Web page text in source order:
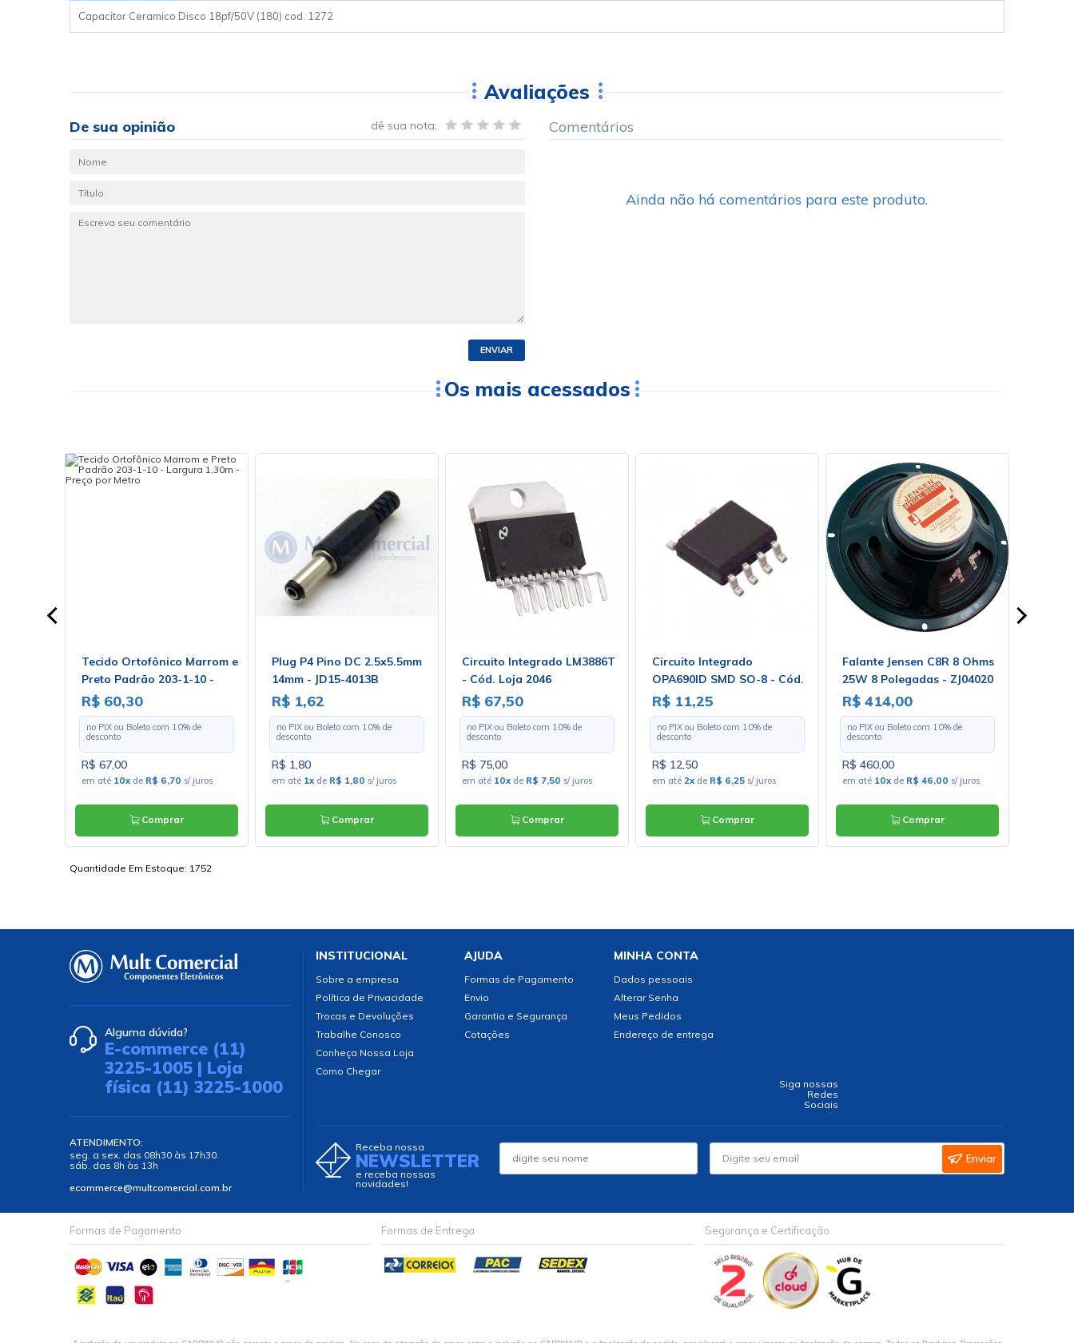
Capacitor Ceramico Disco 18pf/50V (180) cod. 1272
Avaliações
De sua opinião dê sua nota:
ENVIAR
Comentários
Ainda não há comentários para este produto.
Os mais acessados
Tecido Ortofônico Marrom e
Preto Padrão 203-1-10 -
Largura 1,30m - Preço por
Metro
R$ 60,30
no PIX ou Boleto com 10% de
desconto
R$ 67,00
em até 10xde R$ 6,70 s/ juros
Comprar
Plug P4 Pino DC 2.5x5.5mm
14mm - JD15-4013B
R$ 1,62
no PIX ou Boleto com 10% de
desconto
R$ 1,80
em até 1xde R$ 1,80 s/ juros
Comprar
Circuito Integrado LM3886T
- Cód. Loja 2046
R$ 67,50
no PIX ou Boleto com 10% de
desconto
R$ 75,00
em até 10xde R$ 7,50 s/ juros
Comprar
Circuito Integrado
OPA690ID SMD SO-8 - Cód.
Loja 4311 - Burr Brow
R$ 11,25
no PIX ou Boleto com 10% de
desconto
R$ 12,50
em até 2xde R$ 6,25s/ juros
Comprar
Falante Jensen C8R 8 Ohms
25W 8 Polegadas - ZJ04020
R$ 414,00
no PIX ou Boleto com 10% de
desconto
R$ 460,00
em até 10xde R$ 46,00 s/ juros
Comprar
Quantidade Em Estoque: 1752
Alguma dúvida?
E-commerce (11)
3225-1005 | Loja
física (11) 3225-1000
ATENDIMENTO:
seg. a sex. das 08h30 às 17h30.
sáb. das 8h às 13h
ecommerce@multcomercial.com.br
INSTITUCIONAL
Sobre a empresa
Política de Privacidade
Trocas e Devoluções
Trabalhe Conosco
Conheça Nossa Loja
Como Chegar
AJUDA
Formas de Pagamento
Envio
Garantia e Segurança
Cotações
MINHA CONTA
Dados pessoais
Alterar Senha
Meus Pedidos
Endereço de entrega
Siga nossas
Redes
Sociais
Receba nossa
NEWSLETTER
e receba nossas
novidades!
Enviar
Formas de Pagamento Formas de Entrega Segurança e Certificação